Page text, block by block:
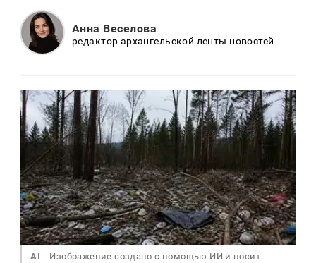
Анна Веселова
редактор архангельской ленты новостей
AI
Изображение создано с помощью ИИ и носит